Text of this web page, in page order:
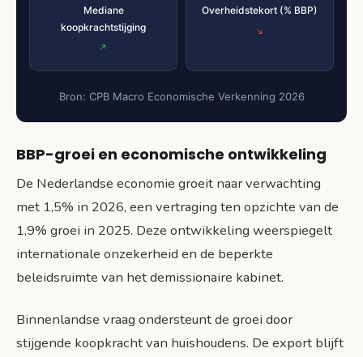
Mediane
koopkrachtstijging
Overheidstekort (% BBP)
Bron: CPB Macro Economische Verkenning 2026
BBP-groei en economische ontwikkeling
De Nederlandse economie groeit naar verwachting
met 1,5% in 2026, een vertraging ten opzichte van de
1,9% groei in 2025. Deze ontwikkeling weerspiegelt
internationale onzekerheid en de beperkte
beleidsruimte van het demissionaire kabinet.
Binnenlandse vraag ondersteunt de groei door
stijgende koopkracht van huishoudens. De export blijft